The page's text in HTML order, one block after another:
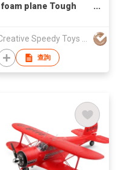
foam plane Tough
EPP remote control
Glider Toy
Creative Speedy Toys Industrial Co., Ltd
查詢